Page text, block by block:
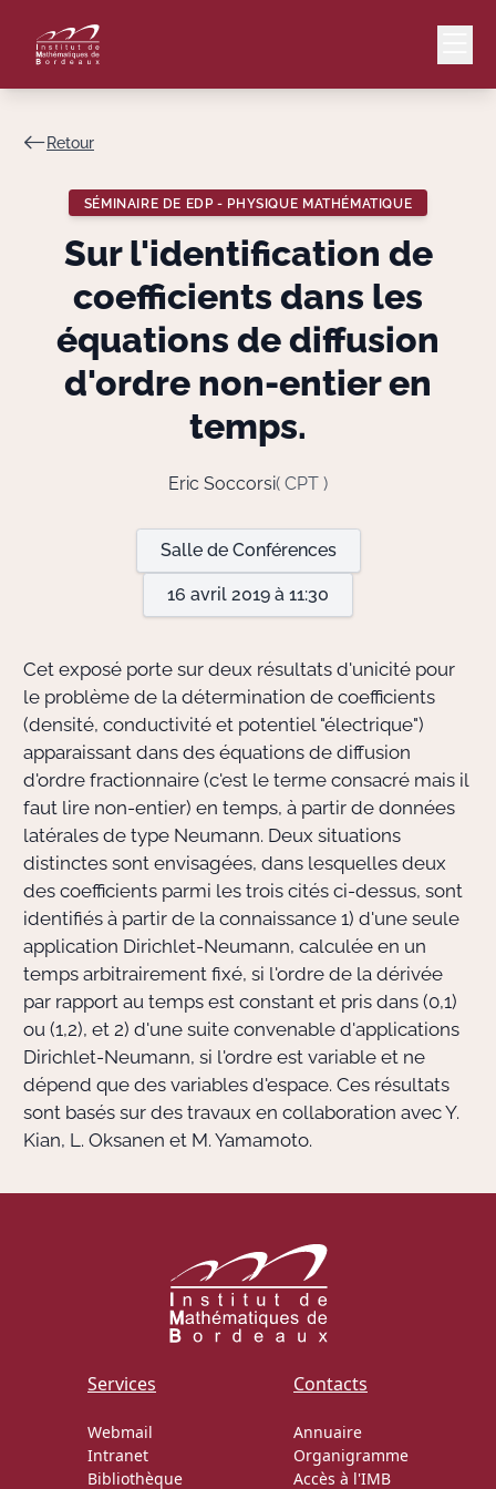
Lang
Le Laboratoire
Bibliothèque
Informatique
Retour
SÉMINAIRE DE EDP - PHYSIQUE MATHÉMATIQUE
Sur l'identification de
coefficients dans les
équations de diffusion
d'ordre non-entier en
temps.
Eric Soccorsi( CPT )
Salle de Conférences
16 avril 2019 à 11:30
Cet exposé porte sur deux résultats d'unicité pour
le problème de la détermination de coefficients
(densité, conductivité et potentiel "électrique")
apparaissant dans des équations de diffusion
d'ordre fractionnaire (c'est le terme consacré mais il
faut lire non-entier) en temps, à partir de données
latérales de type Neumann. Deux situations
distinctes sont envisagées, dans lesquelles deux
des coefficients parmi les trois cités ci-dessus, sont
identifiés à partir de la connaissance 1) d'une seule
application Dirichlet-Neumann, calculée en un
temps arbitrairement fixé, si l'ordre de la dérivée
par rapport au temps est constant et pris dans (0,1)
ou (1,2), et 2) d'une suite convenable d'applications
Dirichlet-Neumann, si l'ordre est variable et ne
dépend que des variables d'espace. Ces résultats
sont basés sur des travaux en collaboration avec Y.
Kian, L. Oksanen et M. Yamamoto.
Services
Webmail
Intranet
Bibliothèque
Contacts
Annuaire
Organigramme
Accès à l'IMB